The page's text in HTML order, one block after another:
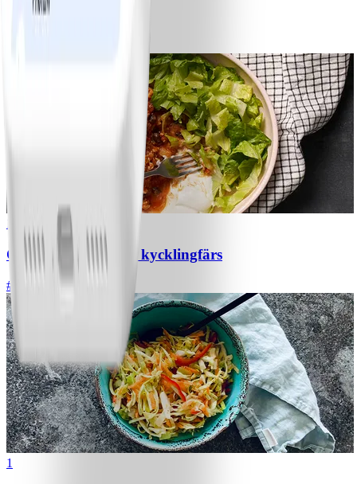
Bananpannkakor
Chili con carne med kycklingfärs
#
1